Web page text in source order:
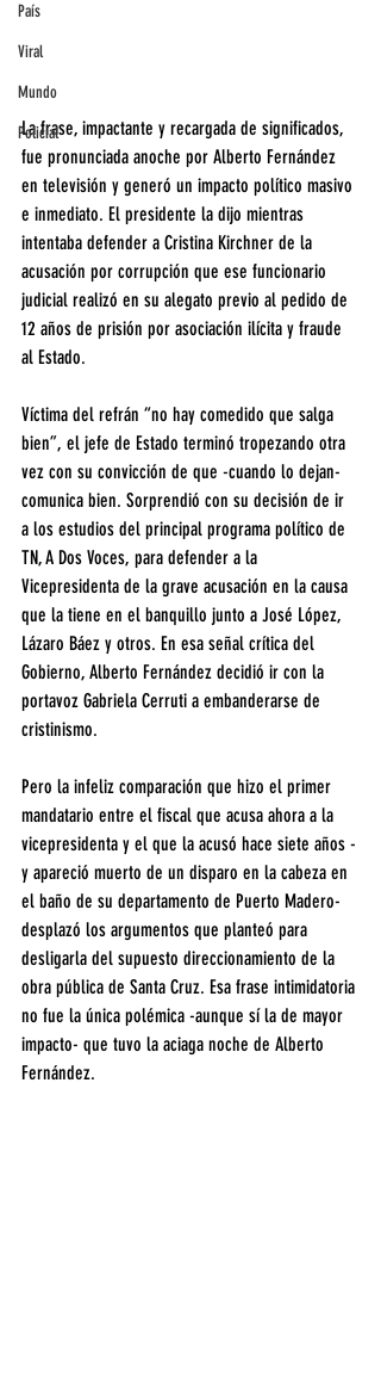
País
Viral
Mundo
Policial
La frase, impactante y recargada de significados,
fue pronunciada anoche por Alberto Fernández
en televisión y generó un impacto político masivo
e inmediato. El presidente la dijo mientras
intentaba defender a Cristina Kirchner de la
acusación por corrupción que ese funcionario
judicial realizó en su alegato previo al pedido de
12 años de prisión por asociación ilícita y fraude
al Estado.
Víctima del refrán “no hay comedido que salga
bien”, el jefe de Estado terminó tropezando otra
vez con su convicción de que -cuando lo dejan-
comunica bien. Sorprendió con su decisión de ir
a los estudios del principal programa político de
TN, A Dos Voces, para defender a la
Vicepresidenta de la grave acusación en la causa
que la tiene en el banquillo junto a José López,
Lázaro Báez y otros. En esa señal crítica del
Gobierno, Alberto Fernández decidió ir con la
portavoz Gabriela Cerruti a embanderarse de
cristinismo.
Pero la infeliz comparación que hizo el primer
mandatario entre el fiscal que acusa ahora a la
vicepresidenta y el que la acusó hace siete años -
y apareció muerto de un disparo en la cabeza en
el baño de su departamento de Puerto Madero-
desplazó los argumentos que planteó para
desligarla del supuesto direccionamiento de la
obra pública de Santa Cruz. Esa frase intimidatoria
no fue la única polémica -aunque sí la de mayor
impacto- que tuvo la aciaga noche de Alberto
Fernández.